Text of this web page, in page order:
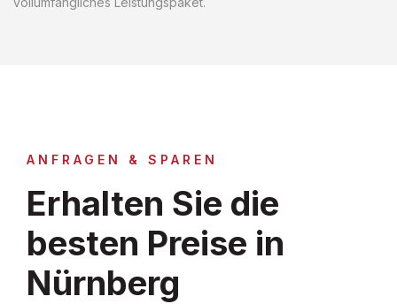
ANFRAGEN & SPAREN
Erhalten Sie die
besten Preise in
Nürnberg